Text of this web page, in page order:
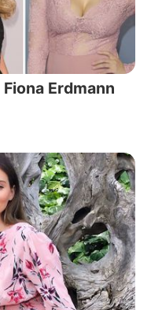
Erdmann